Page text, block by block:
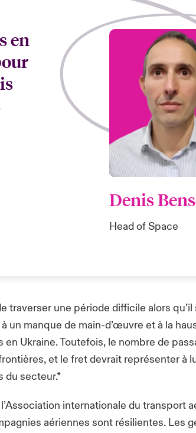
en
Denis
Head of Space
traverser une période difficile alors qu’il
un manque de main-d’œuvre et à la
en Ukraine. Toutefois, le nombre de
et le fret devrait représenter à
du secteur.*
internationale du transport
aériennes sont résilientes. Les